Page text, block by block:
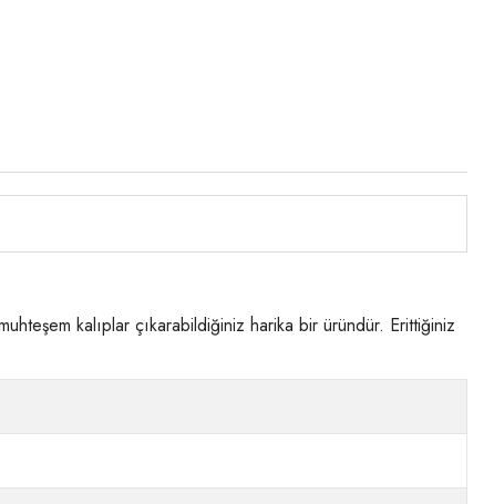
kalıplar çıkarabildiğiniz harika bir üründür. Erittiğiniz